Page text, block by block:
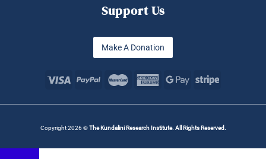
Support Us
Make A Donation
Copyright 2026 ©The Kundalini Research Institute. All Rights Reserved.